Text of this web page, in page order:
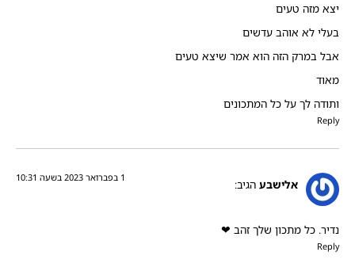
יצא מזה טעים
בעלי לא אוהב עדשים
אבל במרק הזה הוא אמר שיצא טעים
מאוד
ותודה לך על כל המתכונים
Reply
אלישבע הגיב:
1 בפברואר 2023 בשעה 10:31
נדיר. כל מתכון שלך זהב ❤
Reply